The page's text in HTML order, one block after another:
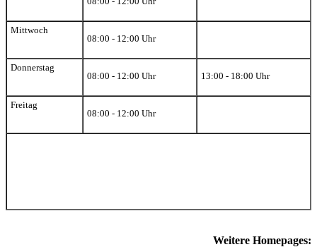
Mittwoch
08:00 - 12:00 Uhr
Donnerstag
08:00 - 12:00 Uhr
13:00 - 18:00 Uhr
Freitag
08:00 - 12:00 Uhr
Weitere Homepages: